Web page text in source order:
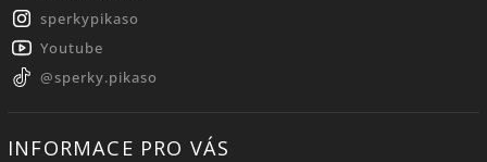
sperkypikaso
Youtube
@sperky.pikaso
INFORMACE PRO VÁS